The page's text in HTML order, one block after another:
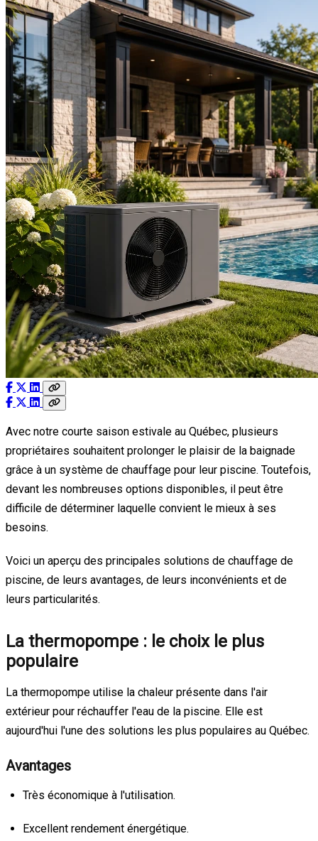
Avec notre courte saison estivale au Québec, plusieurs
propriétaires souhaitent prolonger le plaisir de la baignade
grâce à un système de chauffage pour leur piscine. Toutefois,
devant les nombreuses options disponibles, il peut être
difficile de déterminer laquelle convient le mieux à ses
besoins.
Voici un aperçu des principales solutions de chauffage de
piscine, de leurs avantages, de leurs inconvénients et de
leurs particularités.
La thermopompe : le choix le plus
populaire
La thermopompe utilise la chaleur présente dans l'air
extérieur pour réchauffer l'eau de la piscine. Elle est
aujourd'hui l'une des solutions les plus populaires au Québec.
Avantages
Très économique à l'utilisation.
Excellent rendement énergétique.